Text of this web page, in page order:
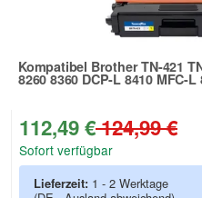
Kompatibel Brother TN-421
8260 8360 DCP-L 8410 MFC-
Zur Artikelbewertung
112,49 €124,99 €
Sofort verfügbar
Lieferzeit: 1 - 2 Werktage